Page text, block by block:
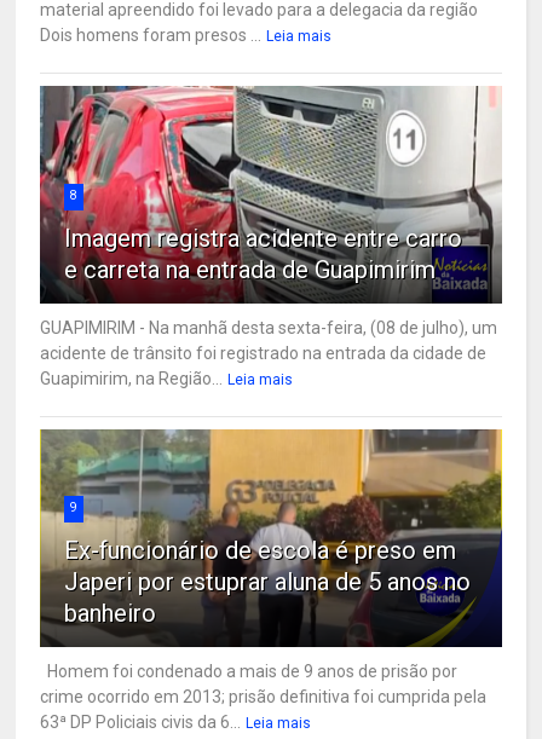
material apreendido foi levado para a delegacia da região
Dois homens foram presos ...
Leia mais
8
Imagem registra acidente entre carro
e carreta na entrada de Guapimirim
GUAPIMIRIM - Na manhã desta sexta-feira, (08 de julho), um
acidente de trânsito foi registrado na entrada da cidade de
Guapimirim, na Região...
Leia mais
9
Ex-funcionário de escola é preso em
Japeri por estuprar aluna de 5 anos no
banheiro
Homem foi condenado a mais de 9 anos de prisão por
crime ocorrido em 2013; prisão definitiva foi cumprida pela
63ª DP Policiais civis da 6...
Leia mais